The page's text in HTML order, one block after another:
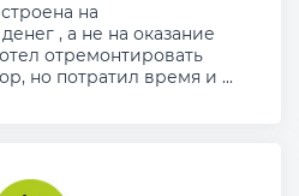
на
, а не на оказание
отремонтировать
но потратил время и ...